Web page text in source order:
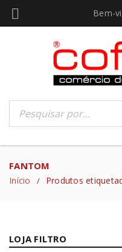
Bem-
FANTOM
Início / Produtos
LOJA FILTRO